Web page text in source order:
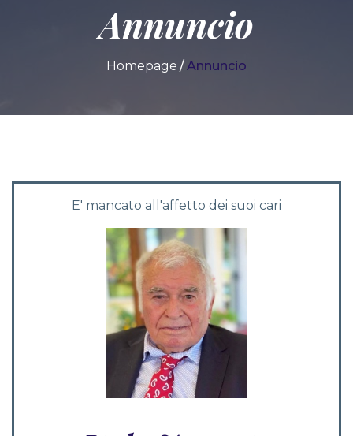
Annuncio
Homepage Annuncio
E' mancato all'affetto dei suoi cari